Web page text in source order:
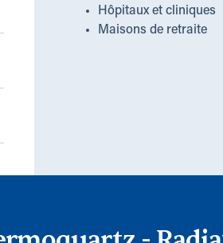
Hôpitaux et cliniques
Maisons de retraite